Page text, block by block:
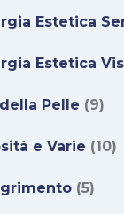
Estetica
Estetica
Pelle (9)
e Varie (10)
(5)